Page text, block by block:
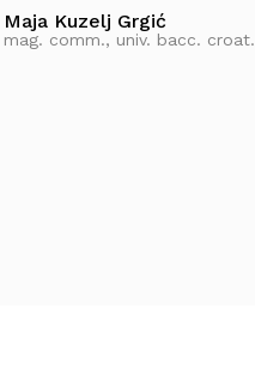
Maja Kuzelj Grgić
mag. comm., univ. bacc. croat.